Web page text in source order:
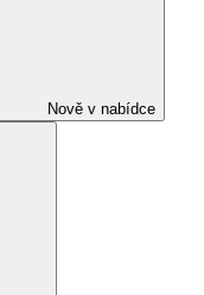
Nově v nabídce